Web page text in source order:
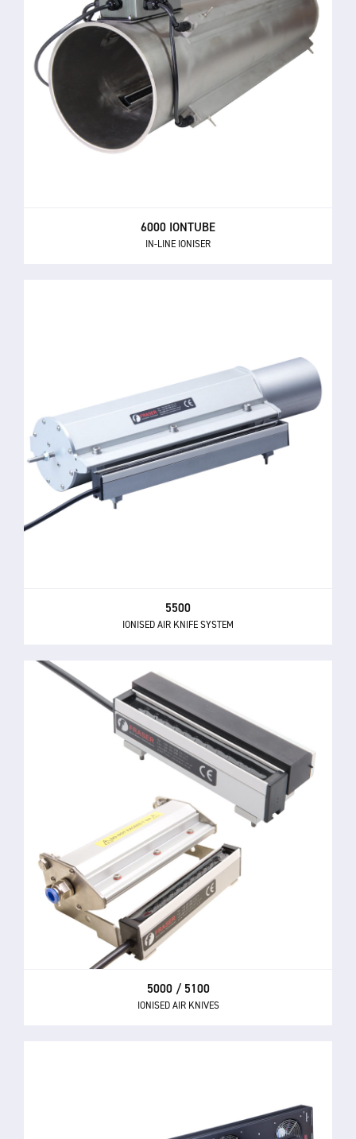
6000 IONTUBE
IN-LINE IONISER
5500
IONISED AIR KNIFE SYSTEM
5000 / 5100
IONISED AIR KNIVES